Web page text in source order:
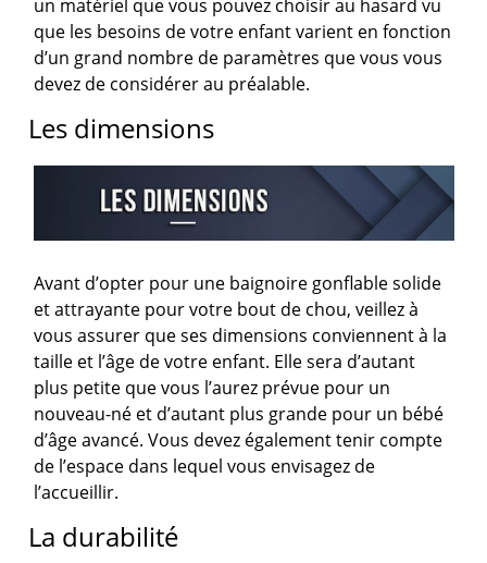
un matériel que vous pouvez choisir au hasard vu
que les besoins de votre enfant varient en fonction
d’un grand nombre de paramètres que vous vous
devez de considérer au préalable.
Les dimensions
Avant d’opter pour une baignoire gonflable solide
et attrayante pour votre bout de chou, veillez à
vous assurer que ses dimensions conviennent à la
taille et l’âge de votre enfant. Elle sera d’autant
plus petite que vous l’aurez prévue pour un
nouveau-né et d’autant plus grande pour un bébé
d’âge avancé. Vous devez également tenir compte
de l’espace dans lequel vous envisagez de
l’accueillir.
La durabilité